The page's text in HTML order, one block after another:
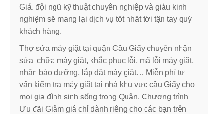
Giá. đội ngũ kỹ thuật chuyên nghiệp và giàu kinh
nghiệm sẽ mang lại dịch vụ tốt nhất tới tận tay quý
khách hàng.
Thợ sửa máy giặt tại quận Cầu Giấy chuyên nhận
sửa chữa máy giặt, khắc phục lỗi, mã lỗi máy giặt,
nhận bảo dưỡng, lắp đặt máy giặt… Miễn phí tư
vấn kiểm tra máy giặt tại nhà khu vực cầu Giấy cho
mọi gia đình sinh sống trong Quận. Chương trình
Ưu đãi Giảm giá chỉ dành riêng cho các bạn trên